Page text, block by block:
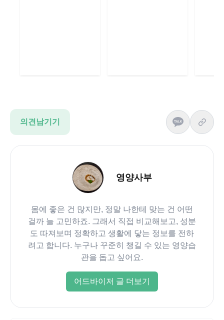
의견남기기
영양사부
몸에 좋은 건 많지만, 정말 나한테 맞는 건 어떤
걸까 늘 고민하죠. 그래서 직접 비교해보고, 성분
도 따져보며 정확하고 생활에 닿는 정보를 전하
려고 합니다. 누구나 꾸준히 챙길 수 있는 영양습
관을 돕고 싶어요.
어드바이저 글 더보기